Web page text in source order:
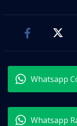
Whatsapp
Whatsapp